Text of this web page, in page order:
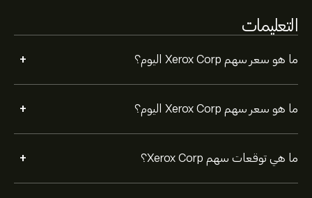
التعليمات
ما هو سعر سهم Xerox Corp اليوم؟ +
ما هو سعر سهم Xerox Corp اليوم؟ +
ما هي توقعات سهم Xerox Corp؟ +